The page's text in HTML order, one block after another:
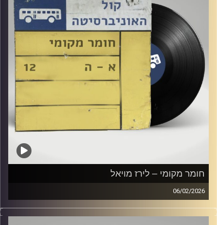
חומר מקומי – לירז מויאל
06/02/2026
שעה של מוזיקה ישראלית עם לירז מויאל